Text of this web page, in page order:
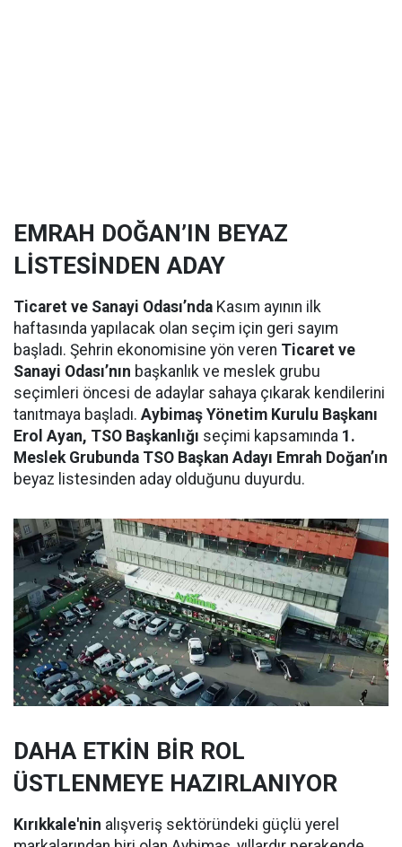
EMRAH DOĞAN’IN BEYAZ
LİSTESİNDEN ADAY
Ticaret ve Sanayi Odası’nda Kasım ayının ilk
haftasında yapılacak olan seçim için geri sayım
başladı. Şehrin ekonomisine yön veren Ticaret ve
Sanayi Odası’nın başkanlık ve meslek grubu
seçimleri öncesi de adaylar sahaya çıkarak kendilerini
tanıtmaya başladı. Aybimaş Yönetim Kurulu Başkanı
Erol Ayan, TSO Başkanlığı seçimi kapsamında 1.
Meslek Grubunda TSO Başkan Adayı Emrah Doğan’ın
beyaz listesinden aday olduğunu duyurdu.
DAHA ETKİN BİR ROL
ÜSTLENMEYE HAZIRLANIYOR
Kırıkkale'nin alışveriş sektöründeki güçlü yerel